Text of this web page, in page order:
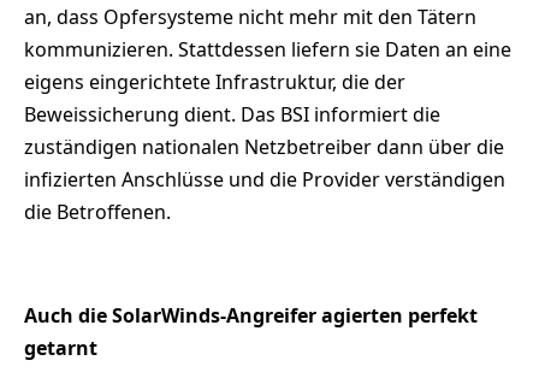
an, dass Opfersysteme nicht mehr mit den Tätern
kommunizieren. Stattdessen liefern sie Daten an eine
eigens eingerichtete Infrastruktur, die der
Beweissicherung dient. Das BSI informiert die
zuständigen nationalen Netzbetreiber dann über die
infizierten Anschlüsse und die Provider verständigen
die Betroffenen.
Auch die SolarWinds-Angreifer agierten perfekt
getarnt